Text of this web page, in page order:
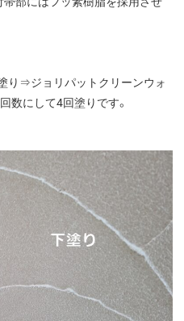
⇒ジョリパットクリーンウォ
数にして4回塗りです。